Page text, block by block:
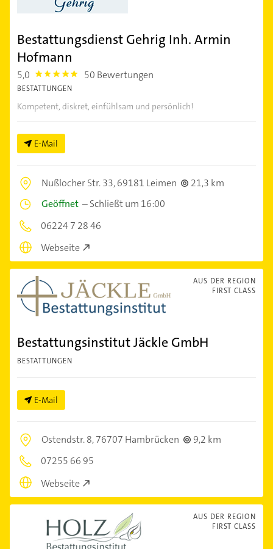
Bestattungsdienst Gehrig Inh. Armin
Hofmann
5,0 5.0 50 Bewertungen
BESTATTUNGEN
Kompetent, diskret, einfühlsam und persönlich!
E-Mail
Nußlocher Str. 33,69181 Leimen
21,3 km
Geöffnet –Schließt um 16:00
06224 7 28 46
Webseite
AUS DER REGION
FIRST CLASS
Bestattungsinstitut Jäckle GmbH
BESTATTUNGEN
E-Mail
Ostendstr. 8,76707 Hambrücken
9,2 km
07255 66 95
Webseite
AUS DER REGION
FIRST CLASS